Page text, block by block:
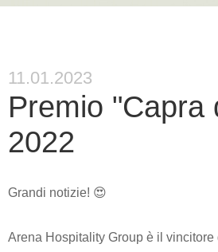
11.01.2023
Premio "Capra
2022
Grandi notizie! 😍
Arena Hospitality Group è il vincitore